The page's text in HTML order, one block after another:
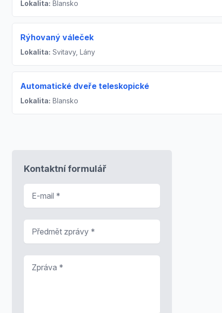
Lokalita: Blansko
Rýhovaný váleček
Lokalita: Svitavy, Lány
Automatické dveře teleskopické
Lokalita: Blansko
Kontaktní formulář